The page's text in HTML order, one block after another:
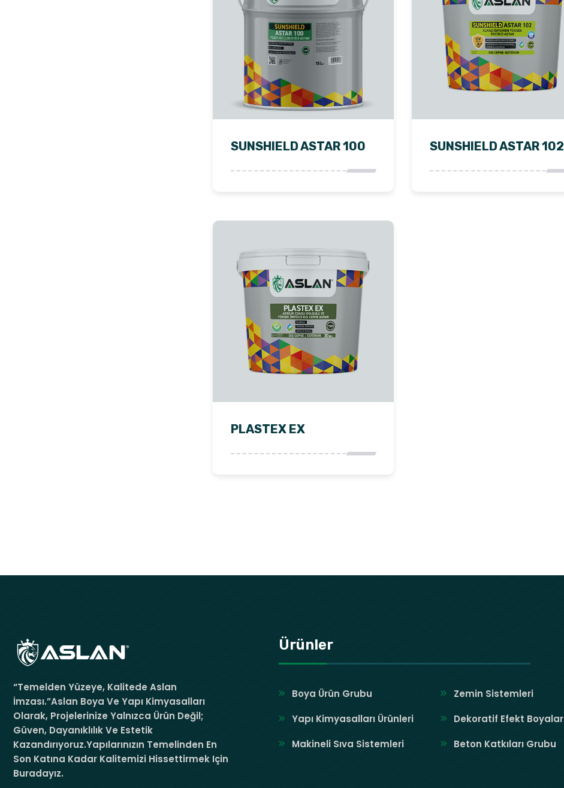
SUNSHIELD ASTAR 100 SUNSHIELD ASTAR 102
PLASTEX EX
“Temelden Yüzeye, Kalitede Aslan
İmzası.”Aslan Boya Ve Yapı Kimyasalları
Olarak, Projelerinize Yalnızca Ürün Değil;
Güven, Dayanıklılık Ve Estetik
Kazandırıyoruz.Yapılarınızın Temelinden En
Son Katına Kadar Kalitemizi Hissettirmek Için
Buradayız.
Ürünler
Boya Ürün Grubu
Yapı Kimyasalları Ürünleri
Makineli Sıva Sistemleri
Zemin Sistemleri
Dekoratif Efekt Boyalar
Beton Katkıları Grubu